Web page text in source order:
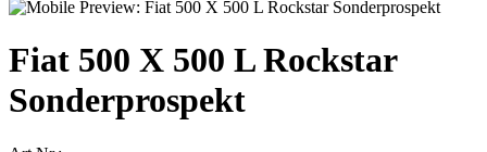
Fiat 500 X 500 L Rockstar
Sonderprospekt